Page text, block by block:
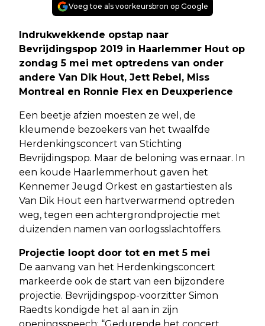
Voeg toe als voorkeursbron op Google
Indrukwekkende opstap naar
Bevrijdingspop 2019 in Haarlemmer Hout op
zondag 5 mei met optredens van onder
andere Van Dik Hout, Jett Rebel, Miss
Montreal en Ronnie Flex en Deuxperience
Een beetje afzien moesten ze wel, de
kleumende bezoekers van het twaalfde
Herdenkingsconcert van Stichting
Bevrijdingspop. Maar de beloning was ernaar. In
een koude Haarlemmerhout gaven het
Kennemer Jeugd Orkest en gastartiesten als
Van Dik Hout een hartverwarmend optreden
weg, tegen een achtergrondprojectie met
duizenden namen van oorlogsslachtoffers.
Projectie loopt door tot en met 5 mei
De aanvang van het Herdenkingsconcert
markeerde ook de start van een bijzondere
projectie. Bevrijdingspop-voorzitter Simon
Raedts kondigde het al aan in zijn
openingsspeech: “Gedurende het concert